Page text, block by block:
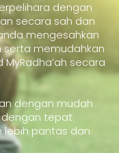
dengan
secara sah dan
mengesahkan
serta memudahkan
secara
dengan mudah
tepat
lebih pantas dan